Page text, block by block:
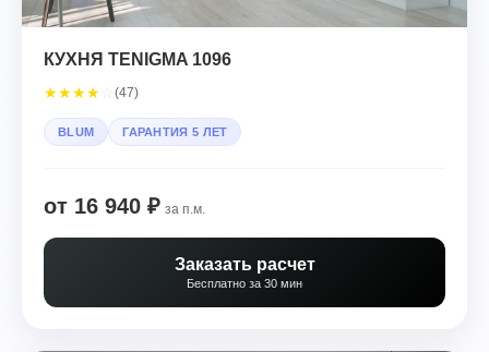
КУХНЯ TENIGMA 1096
★★★★ (47)
BLUM ГАРАНТИЯ 5 ЛЕТ
от 16 940 ₽ за п.м.
Заказать расчет
Бесплатно за 30 мин